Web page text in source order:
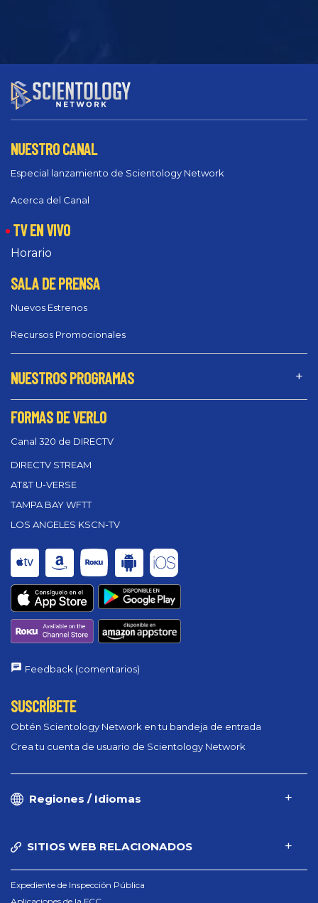
NUESTRO CANAL
Especial lanzamiento de Scientology Network
Acerca del Canal
TV EN VIVO
Horario
SALA DE PRENSA
Nuevos Estrenos
Recursos Promocionales
NUESTROS PROGRAMAS
FORMAS DE VERLO
Canal 320 de DIRECTV
DIRECTV STREAM
AT&T U-VERSE
TAMPA BAY WFTT
LOS ANGELES KSCN-TV
Feedback (comentarios)
SUSCRÍBETE
Obtén Scientology Network en tu bandeja de entrada
Crea tu cuenta de usuario de Scientology Network
Regiones / Idiomas
SITIOS WEB RELACIONADOS
Expediente de Inspección Pública